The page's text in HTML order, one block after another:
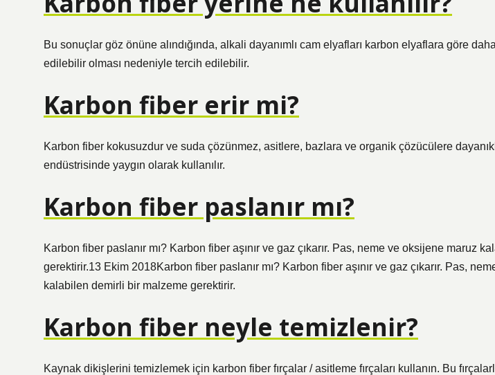
Bu sonuçlar göz önüne alındığında, alkali dayanımlı cam elyafları karbon elyaflara göre
edilebilir olması nedeniyle tercih edilebilir.
Karbon fiber erir mi?
Karbon fiber kokusuzdur ve suda çözünmez, asitlere, bazlara ve organik çözücülere
endüstrisinde yaygın olarak kullanılır.
Karbon fiber paslanır mı?
Karbon fiber paslanır mı? Karbon fiber aşınır ve gaz çıkarır. Pas, neme ve oksijene maruz
gerektirir.13 Ekim 2018Karbon fiber paslanır mı? Karbon fiber aşınır ve gaz çıkarır. Pas,
kalabilen demirli bir malzeme gerektirir.
Karbon fiber neyle temizlenir?
Kaynak dikişlerini temizlemek için karbon fiber fırçalar / asitleme fırçaları kullanın. Bu